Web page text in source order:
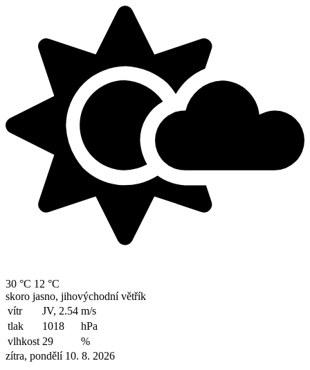
30 °C 12 °C
skoro jasno, jihovýchodní větřík
vítr
JV, 2.54 m/s
tlak
1018
hPa
vlhkost 29
%
zítra, pondělí 10. 8. 2026